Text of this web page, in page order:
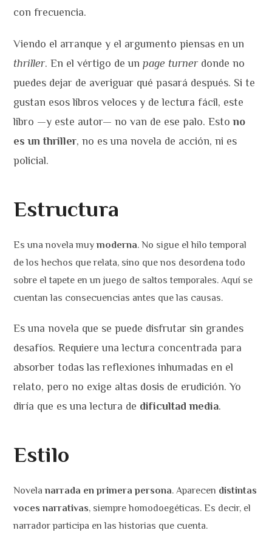
con frecuencia.
Viendo el arranque y el argumento piensas en un
thriller. En el vértigo de unpage turnerdonde no
puedes dejar de averiguar qué pasará después. Si te
gustan esos libros veloces y de lectura fácil, este
libro —y este autor— no van de ese palo. Estono
es un thriller, no es una novela de acción, ni es
policial.
Estructura
Es una novela muymoderna. No sigue el hilo temporal
de los hechos que relata, sino que nos desordena todo
sobre el tapete en un juego de saltos temporales. Aquí se
cuentan las consecuencias antes que las causas.
Es una novela que se puede disfrutar sin grandes
desafíos. Requiere una lectura concentrada para
absorber todas las reflexiones inhumadas en el
relato, pero no exige altas dosis de erudición. Yo
diría que es una lectura de dificultad media.
Estilo
Novelanarrada en primera persona. Aparecen distintas
voces narrativas, siempre homodoegéticas. Es decir, el
narrador participa en las historias que cuenta.